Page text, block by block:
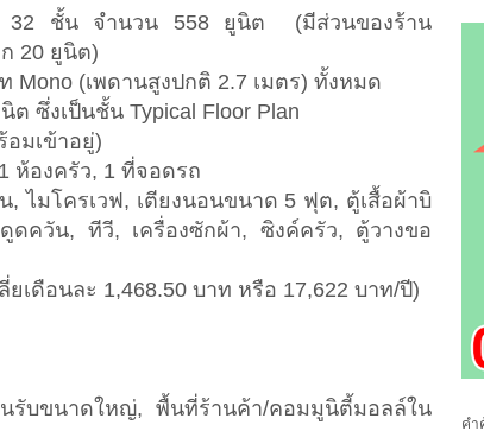
ชั้น จำนวน 558 ยูนิต (มีส่วนของร้าน
20 ยูนิต)
Mono (เพดานสูงปกติ 2.7 เมตร) ทั้งหมด
ซึ่งเป็นชั้น Typical Floor Plan
อมเข้าอยู่)
ห้องครัว, 1 ที่จอดรถ
, ไมโครเวฟ, เตียงนอนขนาด 5 ฟุต, ตู้เสื้อผ้าบิ
ดควัน, ทีวี, เครื่องซักผ้า, ซิงค์ครัว, ตู้วางขอ
เดือนละ 1,468.50 บาท หรือ 17,622 บาท/ปี)
บขนาดใหญ่, พื้นที่ร้านค้า/คอมมูนิตี้มอลล์ใน
คำ